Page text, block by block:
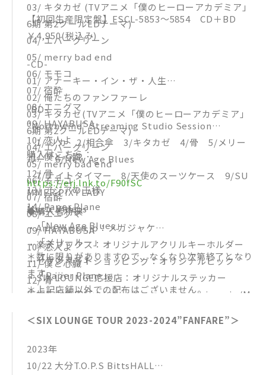
03/ キタカゼ (TVアニメ「僕のヒーローアカデミア」
6期 第2クールEDテーマ)
04/ エバーグリーン
05/ merry bad end
06/ モモコ
07/ 宿酔
08/ エニグマ
09/ HAYABUSA
10/ 恋人よ
11/ 僕と心臓
12/ 骨
13/ アジアの王様
14/ Paper Plane
【初回生産限定盤】ESCL-5853～5854 CD＋BD
￥4,950(税込み)
-CD-
01/ アナーキー・イン・ザ・人生
02/ 俺たちのファンファーレ
03/ キタカゼ(TVアニメ「僕のヒーローアカデミア」
6期 第2クールEDテーマ)
04/ エバーグリーン
05/ merry bad end
06/ モモコ
07/ 宿酔
08/ エニグマ
09/ HAYABUSA
10/ 恋人よ
11/ 僕と心臓
12/ 骨
13/ アジアの王様
16/ 夢みた君が大好きだ
-BD-
“Northwind“ Streaming Studio Session
1/ リカ 2/相合傘 3/キタカゼ 4/骨 5/メリー
ルー 6/New Age Blues
7/ナイトタイマー 8/天使のスーツケース 9/SU
MMER PIXY LADY
Music Videos
「New Age Blues」
「メリールー」
「キタカゼ」
「Paper Plane」
購入はこちら：
https://erj.lnk.to/F90fSC
◆購入者特典
・Amazon.co.jp：メガジャケ
・楽天ブックス：オリジナルアクリルキーホルダー
・セブンネットショッピング：オリジナルピック
・SIX LOUNGE応援店：オリジナルステッカー
応援店対象店舗：https://www.sonymusic.co.jp/M
＊数に限りがありますので、なくなり次第終了となり
ます。
＊上記店舗以外での配布はございません。
インショップでは「特典対象商品ページ」と「特典非
れる商品ページであることをご確認ください。
＜SIX LOUNGE TOUR 2023-2024”FANFARE”＞
2023年
10/22 大分T.O.P.S BittsHALL